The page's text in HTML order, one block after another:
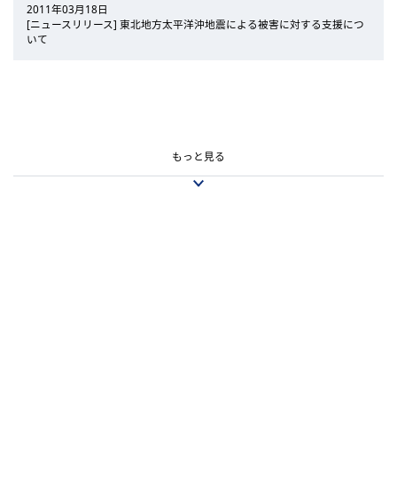
2011年03月18日
[ニュースリリース] 東北地方太平洋沖地震による被害に対する支援につ
いて
もっと見る